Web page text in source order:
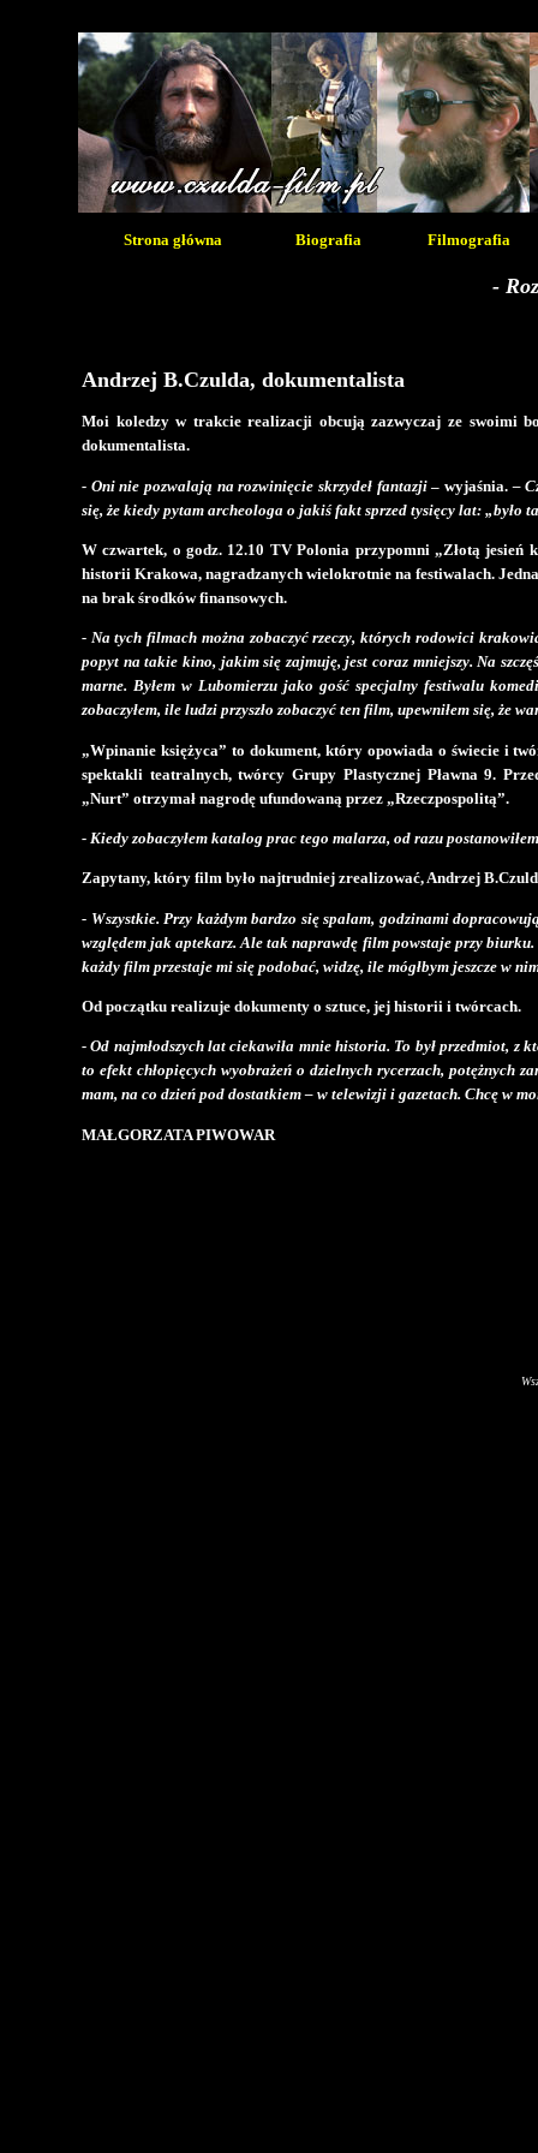
Strona główna Biografia Filmografia
-
Andrzej B.Czulda, dokumentalista
Moi koledzy w trakcie realizacji obcują zazwyczaj ze swoimi
dokumentalista.
- Oni nie pozwalają na rozwinięcie skrzydeł fantazji– wyjaśnia.–
się, że kiedy pytam archeologa o jakiś fakt sprzed tysięcy lat: „było
W czwartek, o godz. 12.10 TV Polonia przypomni „Złotą jesień
historii Krakowa, nagradzanych wielokrotnie na festiwalach.
na brak środków finansowych.
- Na tych filmach można zobaczyć rzeczy, których rodowici
popyt na takie kino, jakim się zajmuję, jest coraz mniejszy. Na
marne. Byłem w Lubomierzu jako gość specjalny festiwalu
zobaczyłem, ile ludzi przyszło zobaczyć ten film, upewniłem się, że
„Wpinanie księżyca” to dokument, który opowiada o świecie i
spektakli teatralnych, twórcy Grupy Plastycznej Pławna 9.
„Nurt” otrzymał nagrodę ufundowaną przez „Rzeczpospolitą”.
- Kiedy zobaczyłem katalog prac tego malarza, od razu
Zapytany, który film było najtrudniej zrealizować, Andrzej
- Wszystkie. Przy każdym bardzo się spalam, godzinami
względem jak aptekarz. Ale tak naprawdę film powstaje przy
każdy film przestaje mi się podobać, widzę, ile mógłbym jeszcze w
Od początku realizuje dokumenty o sztuce, jej historii i twórcach.
- Od najmłodszych lat ciekawiła mnie historia. To był przedmiot, z
to efekt chłopięcych wyobrażeń o dzielnych rycerzach, potężnych
mam, na co dzień pod dostatkiem – w telewizji i gazetach. Chcę w
MAŁGORZATA PIWOWAR